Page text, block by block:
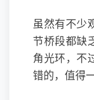
虽然有不少
节桥段都缺
角光环，不
错的，值得